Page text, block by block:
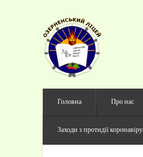
Головна Про нас
Заходи з протидії